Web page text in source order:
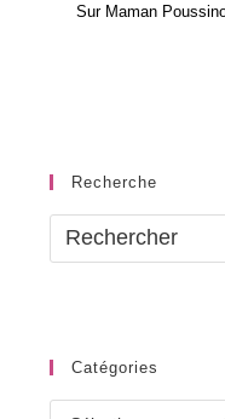
Sur Maman
Recherche
Catégories